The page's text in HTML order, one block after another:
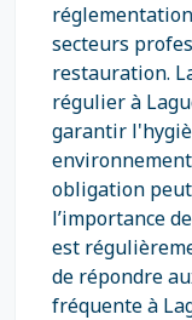
secteurs
restauration.
régulier à
garantir
obligation peut
l’importance
est
de répondre
fréquente à